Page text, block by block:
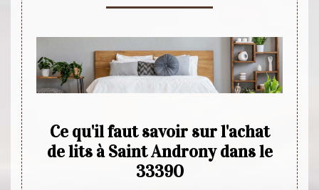
Ce qu'il faut savoir sur l'achat
de lits à Saint Androny dans le
33390
La
À